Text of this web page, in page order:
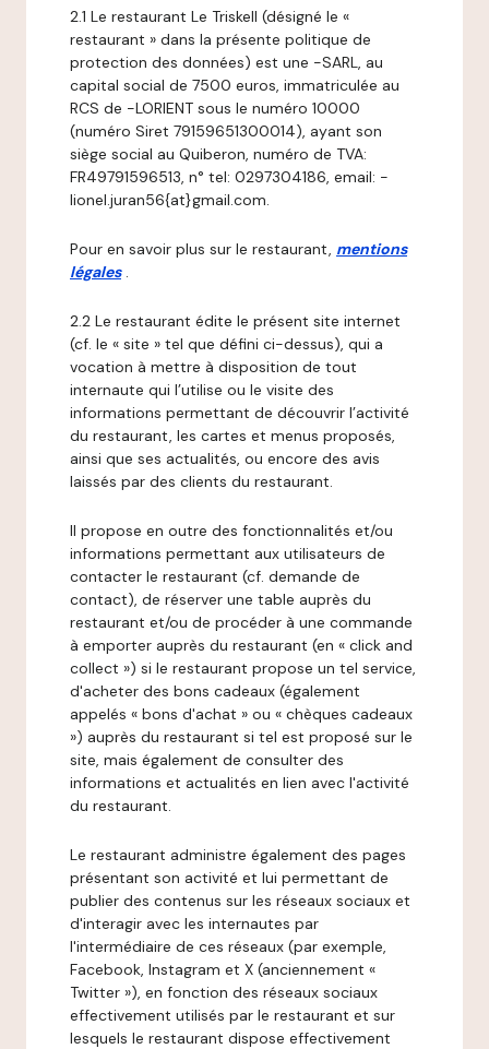
2.1 Le restaurant Le Triskell (désigné le «
restaurant » dans la présente politique de
protection des données) est une -SARL, au
capital social de 7500 euros, immatriculée au
RCS de -LORIENT sous le numéro 10000
(numéro Siret 79159651300014), ayant son
siège social au Quiberon, numéro de TVA:
FR49791596513, n° tel: 0297304186, email: -
lionel.juran56{at}gmail.com.
Pour en savoir plus sur le restaurant, mentions
légales .
2.2 Le restaurant édite le présent site internet
(cf. le « site » tel que défini ci-dessus), qui a
vocation à mettre à disposition de tout
internaute qui l’utilise ou le visite des
informations permettant de découvrir l’activité
du restaurant, les cartes et menus proposés,
ainsi que ses actualités, ou encore des avis
laissés par des clients du restaurant.
Il propose en outre des fonctionnalités et/ou
informations permettant aux utilisateurs de
contacter le restaurant (cf. demande de
contact), de réserver une table auprès du
restaurant et/ou de procéder à une commande
à emporter auprès du restaurant (en « click and
collect ») si le restaurant propose un tel service,
d'acheter des bons cadeaux (également
appelés « bons d'achat » ou « chèques cadeaux
») auprès du restaurant si tel est proposé sur le
site, mais également de consulter des
informations et actualités en lien avec l'activité
du restaurant.
Le restaurant administre également des pages
présentant son activité et lui permettant de
publier des contenus sur les réseaux sociaux et
d'interagir avec les internautes par
l'intermédiaire de ces réseaux (par exemple,
Facebook, Instagram et X (anciennement «
Twitter »), en fonction des réseaux sociaux
effectivement utilisés par le restaurant et sur
lesquels le restaurant dispose effectivement